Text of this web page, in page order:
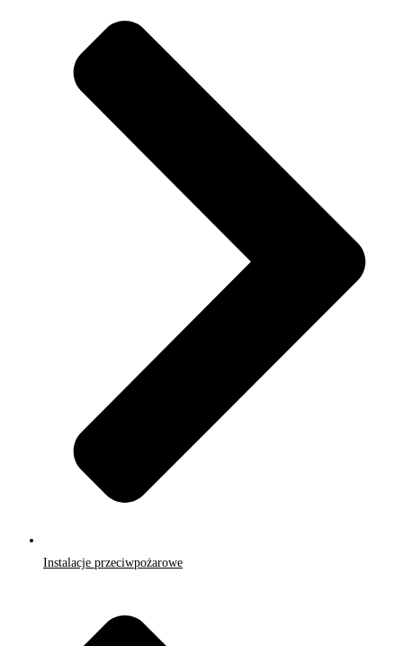
Instalacje przeciwpożarowe